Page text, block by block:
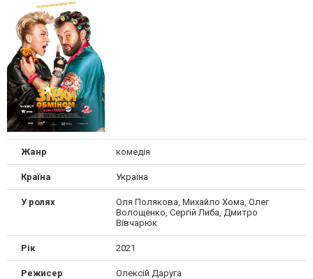
Жанр комедія
Країна Україна
У ролях
Оля Полякова, Михайло Хома, Олег
Волощенко, Сергій Либа, Дмитро
Вівчарюк
Рік 2021
Режисер Олексій Даруга